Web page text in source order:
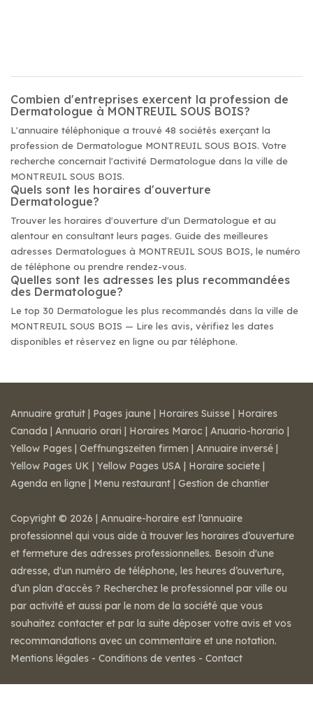
Combien d'entreprises exercent la profession de
Dermatologue à MONTREUIL SOUS BOIS?
L'annuaire téléphonique a trouvé 48 sociétés exerçant la
profession de Dermatologue MONTREUIL SOUS BOIS. Votre
recherche concernait l'activité Dermatologue dans la ville de
MONTREUIL SOUS BOIS.
Quels sont les horaires d'ouverture
Dermatologue?
Trouver les horaires d'ouverture d'un Dermatologue et au
alentour en consultant leurs pages. Guide des meilleures
adresses Dermatologues à MONTREUIL SOUS BOIS, le numéro
de téléphone ou prendre rendez-vous.
Quelles sont les adresses les plus recommandées
des Dermatologue?
Le top 30 Dermatologue les plus recommandés dans la ville de
MONTREUIL SOUS BOIS — Lire les avis, vérifiez les dates
disponibles et réservez en ligne ou par téléphone.
Annuaire gratuit | Pages jaune | Horaires Suisse | Horaires
Canada | Annuario orari | Horaires Maroc | Anuario-horario |
Yellow Pages | Oeffnungszeiten firmen | Annuaire inversé |
Yellow Pages UK | Yellow Pages USA | Horaire societe |
Agenda en ligne | Menu restaurant | Gestion de chantier
Copyright © 2026 | Annuaire-horaire est l’annuaire
professionnel qui vous aide à trouver les horaires d’ouverture
et fermeture des adresses professionnelles. Besoin d'une
adresse, d'un numéro de téléphone, les heures d’ouverture,
d’un plan d'accès ? Recherchez le professionnel par ville ou
par activité et aussi par le nom de la société que vous
souhaitez contacter et par la suite déposer votre avis et vos
recommandations avec un commentaire et une notation.
Mentions légales - Conditions de ventes - Contact